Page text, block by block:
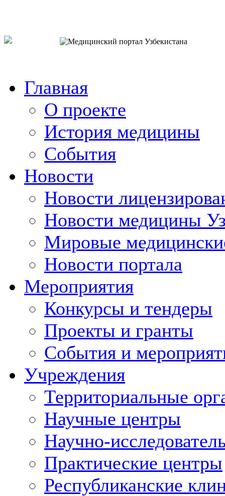
Главная
О проекте
История медицины
События
Новости
Новости
Новости медицины
Мировые
Новости портала
Мероприятия
Конкурсы и тендеры
Проекты и гранты
События и
Учреждения
Территориальные
Научные центры
Научно-
Практические центры
Республиканские